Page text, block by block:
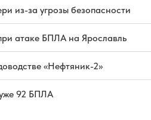
владельца 25 га сельхозугодий
05.08.2026 15:09|ПРИРОДА
Между Москвой и Ярославлем
прошел тестовый рейс
05.08.2026 14:23|ЭКОНОМИКА
В Ярославскую область
возвращается непогода
из-за угрозы безопасности
атаке БПЛА на Ярославль
«Нефтяник-2»
92 БПЛА